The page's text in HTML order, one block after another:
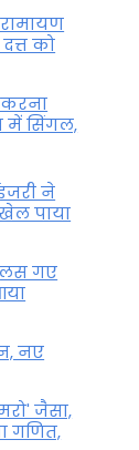
को
करना
में सिंगल,
ने
पाया
गए
नए
जैसा,
गण‍ित,